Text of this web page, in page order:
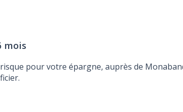
mois
pour votre épargne, auprès de